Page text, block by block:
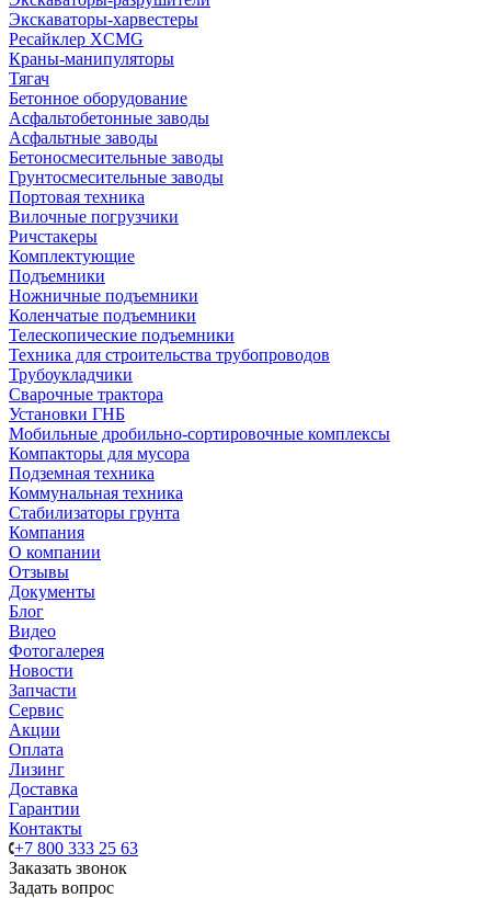
Экскаваторы-харвестеры
Ресайклер XCMG
Краны-манипуляторы
Тягач
Бетонное оборудование
Асфальтобетонные заводы
Асфальтные заводы
Бетоносмесительные заводы
Грунтосмесительные заводы
Портовая техника
Вилочные погрузчики
Ричстакеры
Комплектующие
Подъемники
Ножничные подъемники
Коленчатые подъемники
Телескопические подъемники
Техника для строительства трубопроводов
Трубоукладчики
Сварочные трактора
Установки ГНБ
Мобильные дробильно-сортировочные комплексы
Компакторы для мусора
Подземная техника
Коммунальная техника
Стабилизаторы грунта
Компания
О компании
Отзывы
Документы
Блог
Видео
Фотогалерея
Новости
Запчасти
Сервис
Акции
Оплата
Лизинг
Доставка
Гарантии
Контакты
+7 800 333 25 63
Заказать звонок
Задать вопрос